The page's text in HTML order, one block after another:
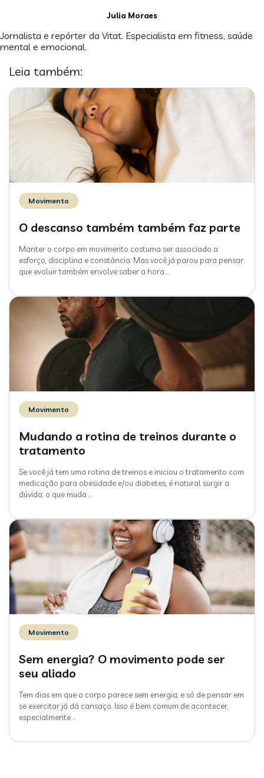
Julia Moraes
Jornalista e repórter da Vitat. Especialista em fitness, saúde
mental e emocional.
Leia também:
Movimento
O descanso também também faz parte
Manter o corpo em movimento costuma ser associado a
esforço, disciplina e constância. Mas você já parou para pensar
que evoluir também envolve saber a hora
Movimento
Mudando a rotina de treinos durante o
tratamento
Se você já tem uma rotina de treinos e iniciou o tratamento com
medicação para obesidade e/ou diabetes, é natural surgir a
dúvida: o que muda
Movimento
Sem energia? O movimento pode ser
seu aliado
Tem dias em que o corpo parece sem energia, e só de pensar em
se exercitar já dá cansaço. Isso é bem comum de acontecer,
especialmente